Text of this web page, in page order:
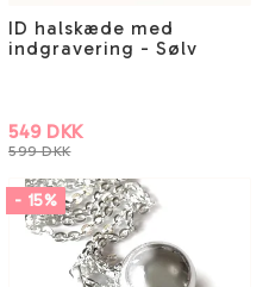
ID halskæde med
indgravering - Sølv
599 DKK
549 DKK
- 15%